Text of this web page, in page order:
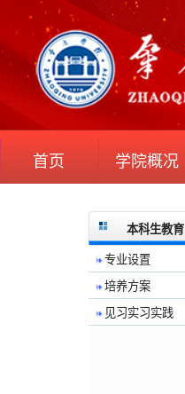
首页 学院概况
本科生教育
专业设置
培养方案
见习实习实践